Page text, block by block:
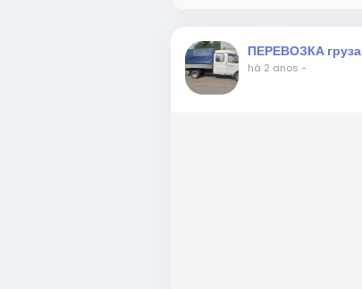
ПЕРЕВОЗКА груза
há 2 anos -